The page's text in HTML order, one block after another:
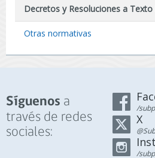
Decretos y Resoluciones a
Otras normativas
Síguenos a
través de redes
sociales:
/
X
/